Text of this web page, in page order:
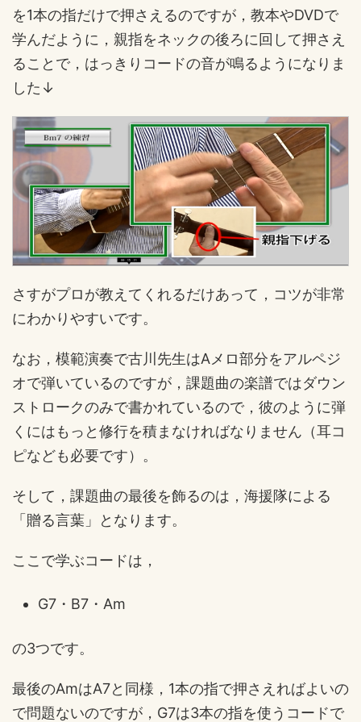
を1本の指だけで押さえるのですが，教本やDVDで
学んだように，親指をネックの後ろに回して押さえ
ることで，はっきりコードの音が鳴るようになりま
した↓
さすがプロが教えてくれるだけあって，コツが非常
にわかりやすいです。
なお，模範演奏で古川先生はAメロ部分をアルペジ
オで弾いているのですが，課題曲の楽譜ではダウン
ストロークのみで書かれているので，彼のように弾
くにはもっと修行を積まなければなりません（耳コ
ピなども必要です）。
そして，課題曲の最後を飾るのは，海援隊による
「贈る言葉」となります。
ここで学ぶコードは，
G7・B7・Am
の3つです。
最後のAmはA7と同様，1本の指で押さえればよいの
で問題ないのですが，G7は3本の指を使うコードで